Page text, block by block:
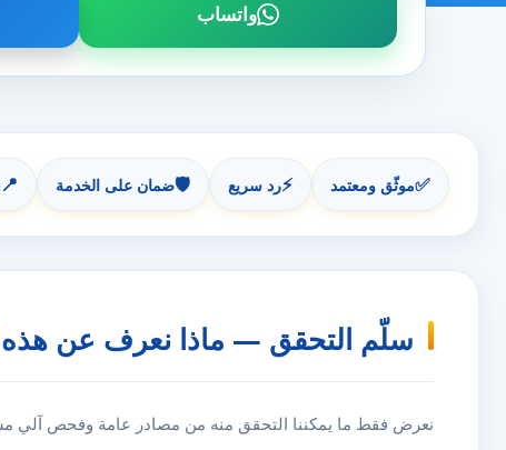
واتساب
✅موثّق ومعتمد ⚡رد سريع 🛡️ضمان على الخدمة 📍
سلّم التحقق — ماذا نعرف عن
نعرض فقط ما يمكننا التحقق منه من مصادر عامة وفحص آلي